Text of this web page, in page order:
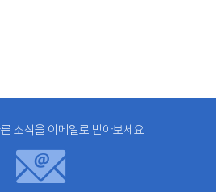
소식을 이메일로 받아보세요